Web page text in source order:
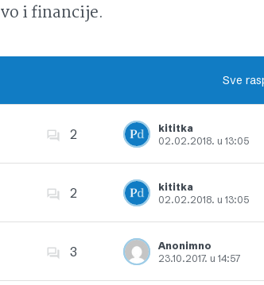
i financije.
Sve
2
kititka
02.02.2018. u 13:05
Dodajte u favorite
2
kititka
02.02.2018. u 13:05
Dodajte u favorite
3
Anonimno
23.10.2017. u 14:57